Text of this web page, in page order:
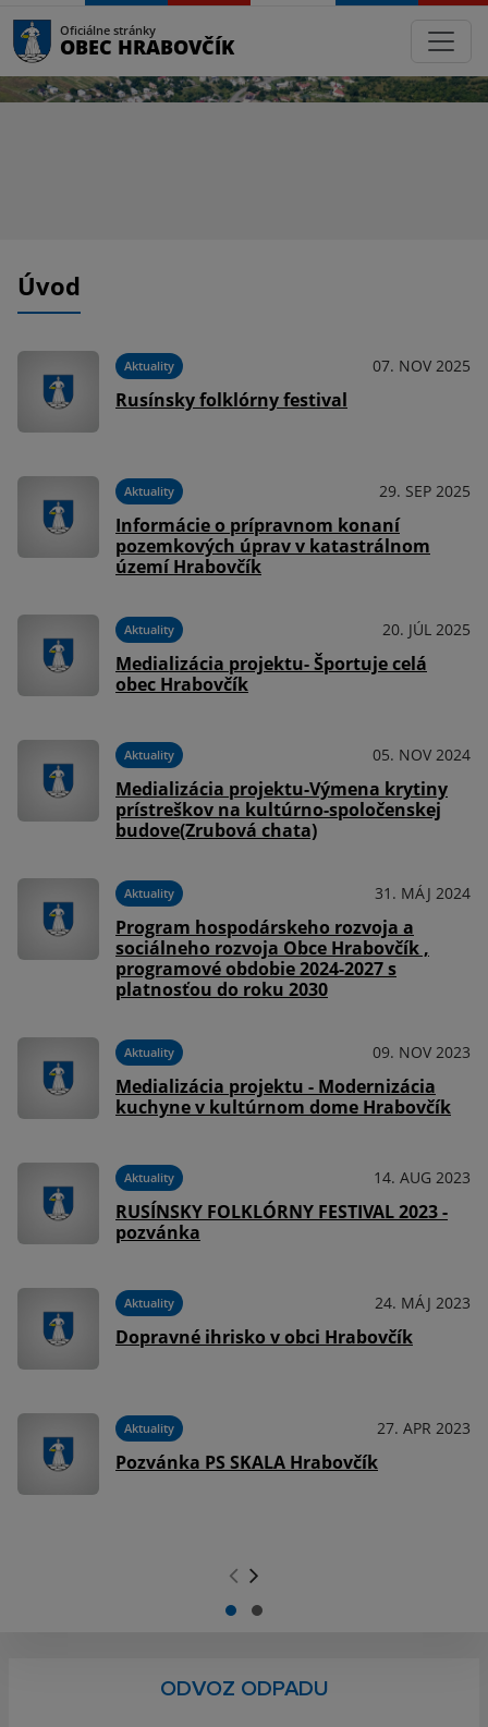
Oficiálne stránky
OBEC HRABOVČÍK
Úvod
Aktuality 07. NOV 2025
Rusínsky folklórny festival
Aktuality 29. SEP 2025
Informácie o prípravnom konaní
pozemkových úprav v katastrálnom
území Hrabovčík
Aktuality 20. JÚL 2025
Medializácia projektu- Športuje celá
obec Hrabovčík
Aktuality 05. NOV 2024
Medializácia projektu-Výmena krytiny
prístreškov na kultúrno-spoločenskej
budove(Zrubová chata)
Aktuality 31. MÁJ 2024
Program hospodárskeho rozvoja a
sociálneho rozvoja Obce Hrabovčík ,
programové obdobie 2024-2027 s
platnosťou do roku 2030
Aktuality 09. NOV 2023
Medializácia projektu - Modernizácia
kuchyne v kultúrnom dome Hrabovčík
Aktuality 14. AUG 2023
RUSÍNSKY FOLKLÓRNY FESTIVAL 2023 -
pozvánka
Aktuality 24. MÁJ 2023
Dopravné ihrisko v obci Hrabovčík
Aktuality 27. APR 2023
Pozvánka PS SKALA Hrabovčík
ODVOZ ODPADU